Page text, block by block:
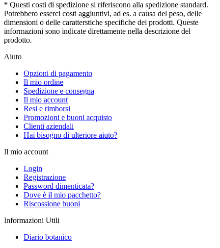
* Questi costi di spedizione si riferiscono alla spedizione standard.
Potrebbero esserci costi aggiuntivi, ad es. a causa del peso, delle
dimensioni o delle caratterstiche specifiche dei prodotti. Queste
informazioni sono indicate direttamente nella descrizione del
prodotto.
Aiuto
Opzioni di pagamento
Il mio ordine
Spedizione e consegna
Il mio account
Resi e rimborsi
Promozioni e buoni acquisto
Clienti aziendali
Hai bisogno di ulteriore aiuto?
Il mio account
Login
Registrazione
Password dimenticata?
Dove è il mio pacchetto?
Riscossione buoni
Informazioni Utili
Diario botanico